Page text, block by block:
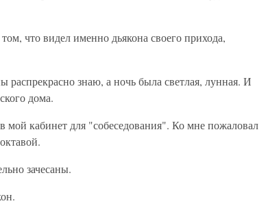
что видел именно дьякона своего прихода,
знаю, а ночь была светлая, лунная. И
дома.
кабинет для "собеседования". Ко мне пожаловал
зачесаны.